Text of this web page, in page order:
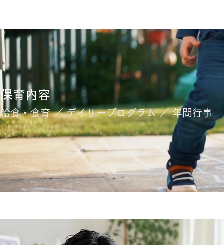
保育内容
給食・食育 ／ デイリープログラム ／ 年間行事